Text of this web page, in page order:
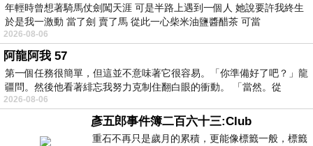
年輕時曾想著騎馬仗劍闖天涯 可是半路上遇到一個人 她說要許我終生
於是我一激動 當了劍 賣了馬 從此一心柴米油鹽醬醋茶 可當
2026-08-06
阿龍阿我 57
第一個任務很簡單，但這並不意味著它很容易。「你準備好了吧？」龍
疆問。然後他看著緋忘我努力克制住翻白眼的衝動。 「當然。從
2026-08-06
彥五郎事件簿二百六十三:Club
重石不再只是歲月的累積，更能像標籤一般，標籤